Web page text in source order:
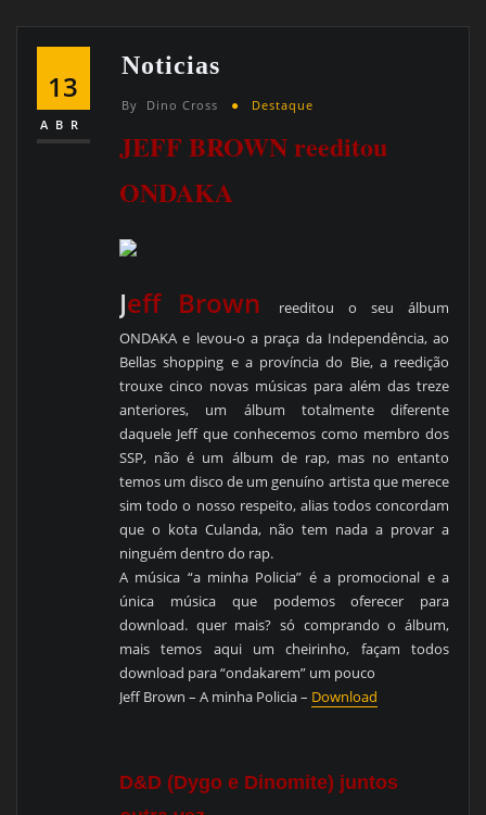
13
ABR
Noticias
By Dino Cross Destaque
JEFF BROWN reeditou
ONDAKA
Jeff Brown
reeditou o seu álbum
ONDAKA e levou-o a praça da Independência, ao
Bellas shopping e a província do Bie, a reedição
trouxe cinco novas músicas para além das treze
anteriores, um álbum totalmente diferente
daquele Jeff que conhecemos como membro dos
SSP, não é um álbum de rap, mas no entanto
temos um disco de um genuíno artista que merece
sim todo o nosso respeito, alias todos concordam
que o kota Culanda, não tem nada a provar a
ninguém dentro do rap.
A música “a minha Policia” é a promocional e a
única música que podemos oferecer para
download. quer mais? só comprando o álbum,
mais temos aqui um cheirinho, façam todos
download para “ondakarem” um pouco
Jeff Brown – A minha Policia – Download
D&D (Dygo e Dinomite) juntos